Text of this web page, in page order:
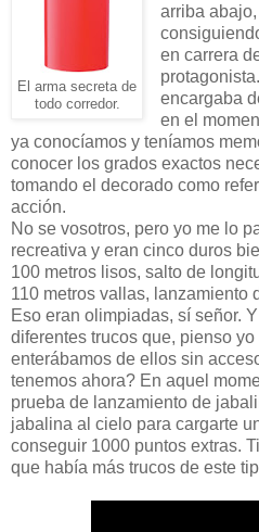
El arma secreta de
todo corredor.
arriba
en carrera
encargaba
en el
ya conocíamos y teníamos
conocer los grados exactos
tomando el decorado como
acción.
No se vosotros, pero yo me lo
recreativa y eran cinco duros
100 metros lisos, salto de
110 metros vallas, lanzamiento
Eso eran olimpiadas, sí señor.
diferentes trucos que, pienso
enterábamos de ellos sin
tenemos ahora? En aquel
prueba de lanzamiento de
jabalina al cielo para cargarte
conseguir 1000 puntos extras.
que había más trucos de este